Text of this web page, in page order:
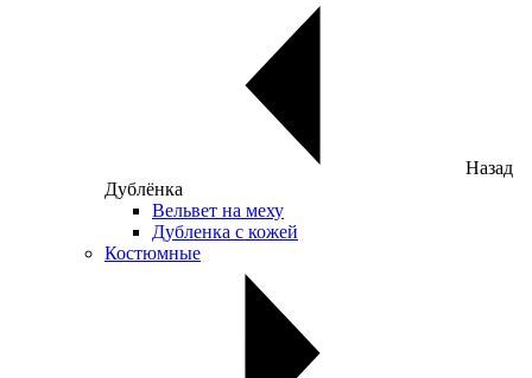
Назад
Дублёнка
Вельвет на меху
Дубленка с кожей
Костюмные